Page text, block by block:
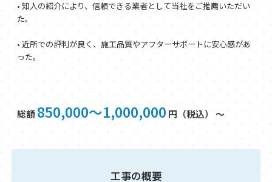
• 知人の紹介により、信頼できる業者として当社をご推薦いただい
た。
• 近所での評判が良く、施工品質やアフターサポートに安心感があ
った。
総額850,000～1,000,000 円（税込） ～
工事の概要